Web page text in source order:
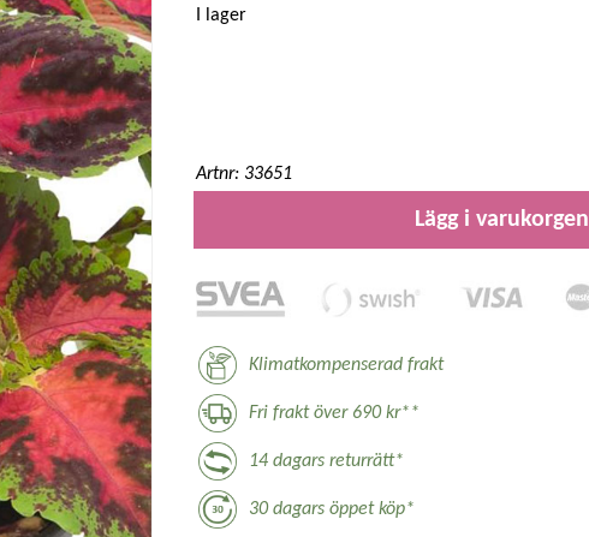
I lager
Artnr: 33651
Lägg i varukorgen
Klimatkompenserad frakt
Fri frakt över 690 kr**
14 dagars returrätt*
30 dagars öppet köp*